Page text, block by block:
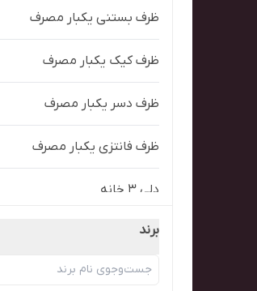
ظرف بستنی یکبار مصرف
ظرف کیک یکبار مصرف
ظرف دسر یکبار مصرف
ظرف فانتزی یکبار مصرف
دلی ۳ خانه
ظرف بسته بندی قنادی
برند